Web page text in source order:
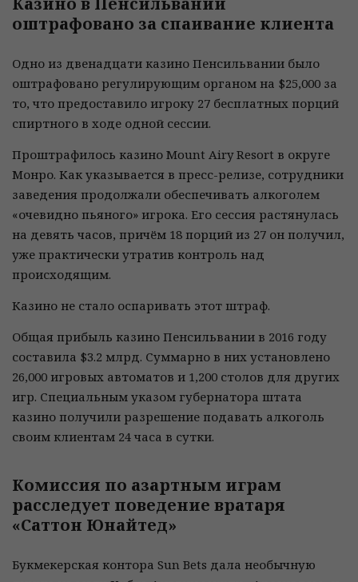
оштрафовано за спаивание клиента
Одно из двенадцати казино Пенсильвании было
оштрафовано регулирующим органом на $25,000 за
то, что предоставило игроку 27 бесплатных порций
спиртного в ходе одной сессии.
Проштрафилось казино Mount Airy Resort в округе
Монро. Как указывается в пресс-релизе, сотрудники
заведения продолжали обеспечивать алкоголем
«очевидно пьяного» игрока. Его сессия растянулась
на девять часов, причём 18 порций из 27 он получил,
уже практически утратив контроль над
происходящим.
Казино не стало оспаривать этот штраф.
Общая прибыль казино Пенсильвании в 2016 году
составила $3.2 млрд. Суммарно в них установлено
26,000 игровых автоматов и 1,200 столов для других
игр. Специальным указом губернатора штата
казино получили разрешение подавать алкоголь
своим клиентам 24 часа в сутки.
Комиссия по азартным играм
расследует поведение вратаря
«Саттон Юнайтед»
Букмекерская контора Sun Bets дала необычную